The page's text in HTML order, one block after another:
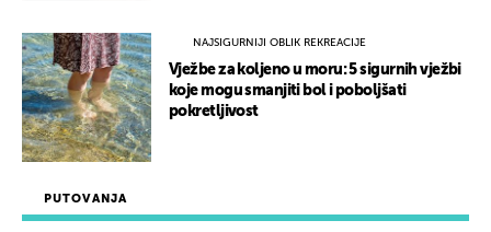
PUTOVANJA
NAJSIGURNIJI OBLIK REKREACIJE
Vježbe za koljeno u moru: 5 sigurnih vježbi
koje mogu smanjiti bol i poboljšati
pokretljivost